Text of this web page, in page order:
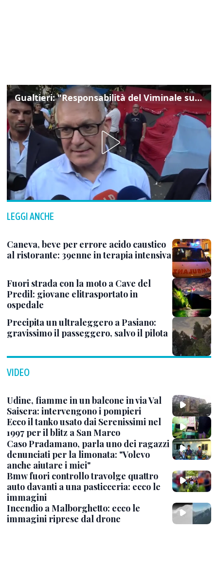
Gualtieri: "Responsabilità del Viminale su Spin Time? La posizione dei partiti è nota"
LEGGI ANCHE
Caneva, beve per errore acido caustico
al ristorante: 39enne in terapia intensiva
Fuori strada con la moto a Cave del
Predil: giovane elitrasportato in
ospedale
Precipita un ultraleggero a Pasiano:
gravissimo il passeggero, salvo il pilota
VIDEO
Udine, fiamme in un balcone in via Val
Saisera: intervengono i pompieri
Ecco il tanko usato dai Serenissimi nel
1997 per il blitz a San Marco
Caso Pradamano, parla uno dei ragazzi
denunciati per la limonata: "Volevo
anche aiutare i miei"
Bmw fuori controllo travolge quattro
auto davanti a una pasticceria: ecco le
immagini
Incendio a Malborghetto: ecco le
immagini riprese dal drone